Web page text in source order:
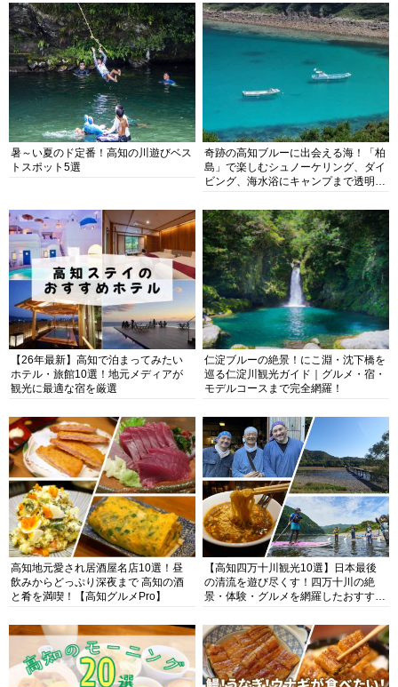
暑～い夏のド定番！高知の川遊びベス
トスポット5選
奇跡の高知ブルーに出会える海！「柏
島」で楽しむシュノーケリング、ダイ
ビング、海水浴にキャンプまで透明度
【26年最新】高知で泊まってみたい
ホテル・旅館10選！地元メディアが
観光に最適な宿を厳選
仁淀ブルーの絶景！にこ淵・沈下橋を
巡る仁淀川観光ガイド｜グルメ・宿・
モデルコースまで完全網羅！
高知地元愛され居酒屋名店10選！昼
飲みからどっぷり深夜まで 高知の酒
と肴を満喫！【高知グルメPro】
【高知四万十川観光10選】日本最後
の清流を遊び尽くす！四万十川の絶
景・体験・グルメを網羅したおすすめ